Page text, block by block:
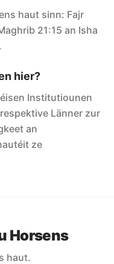
haut sinn: Fajr
21:15 an Isha
hier?
Institutiounen
Länner zur
an
ze
Horsens
haut.